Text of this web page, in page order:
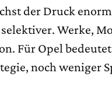
der Druck
Werke,
Für Opel bedeutet
noch weniger